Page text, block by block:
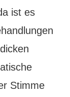
ist es
Stimme